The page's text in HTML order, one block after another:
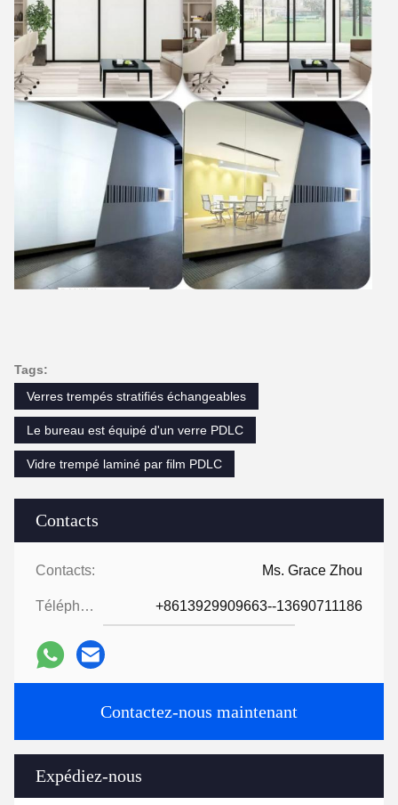
Contacts
Contacts: Ms. Grace Zhou
Téléphone: +8613929909663--13690711186
Contactez-nous maintenant
Expédiez-nous
Tags:
Verres trempés stratifiés échangeables
Le bureau est équipé d'un verre PDLC
Vidre trempé laminé par film PDLC